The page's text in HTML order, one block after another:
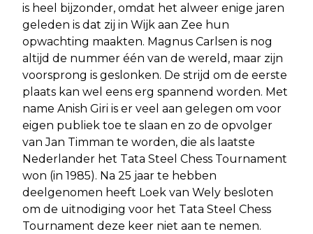
is heel bijzonder, omdat het alweer enige jaren
geleden is dat zij in Wijk aan Zee hun
opwachting maakten. Magnus Carlsen is nog
altijd de nummer één van de wereld, maar zijn
voorsprong is geslonken. De strijd om de eerste
plaats kan wel eens erg spannend worden. Met
name Anish Giri is er veel aan gelegen om voor
eigen publiek toe te slaan en zo de opvolger
van Jan Timman te worden, die als laatste
Nederlander het Tata Steel Chess Tournament
won (in 1985). Na 25 jaar te hebben
deelgenomen heeft Loek van Wely besloten
om de uitnodiging voor het Tata Steel Chess
Tournament deze keer niet aan te nemen.